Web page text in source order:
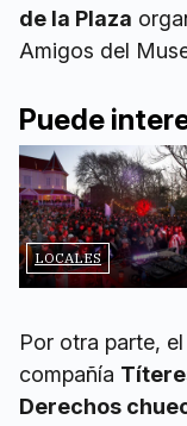
de la Plaza
Amigos del
Puede
LOCALES
Por otra parte,
compañía
Derechos